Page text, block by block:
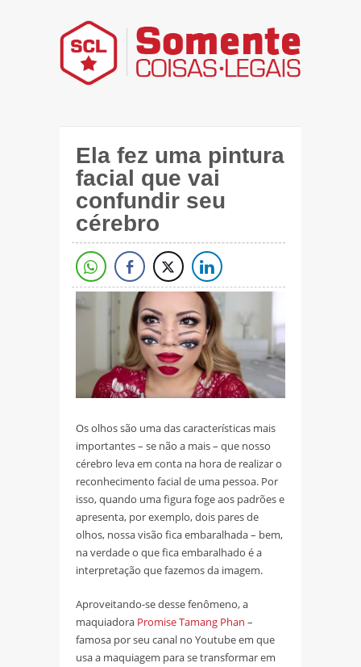
Ela fez uma pintura
facial que vai
confundir seu
cérebro
Os olhos são uma das características mais
importantes – se não a mais – que nosso
cérebro leva em conta na hora de realizar o
reconhecimento facial de uma pessoa. Por
isso, quando uma figura foge aos padrões e
apresenta, por exemplo, dois pares de
olhos, nossa visão fica embaralhada – bem,
na verdade o que fica embaralhado é a
interpretação que fazemos da imagem.
Aproveitando-se desse fenômeno, a
maquiadora Promise Tamang Phan –
famosa por seu canal no Youtube em que
usa a maquiagem para se transformar em